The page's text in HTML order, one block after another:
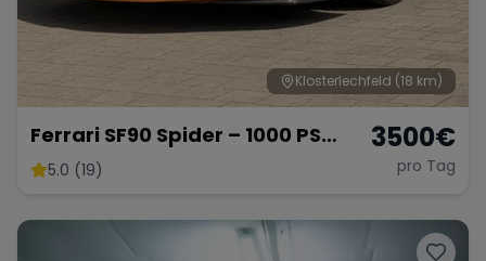
Klosterlechfeld (18 km)
Ferrari SF90 Spider – 1000 PS
Supersportwagen
5.0 (19)
3500€
pro Tag